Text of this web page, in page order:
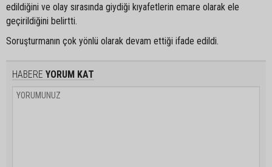
edildiğini ve olay sırasında giydiği kıyafetlerin emare olarak ele
geçirildiğini belirtti.
Soruşturmanın çok yönlü olarak devam ettiği ifade edildi.
HABERE YORUM KAT